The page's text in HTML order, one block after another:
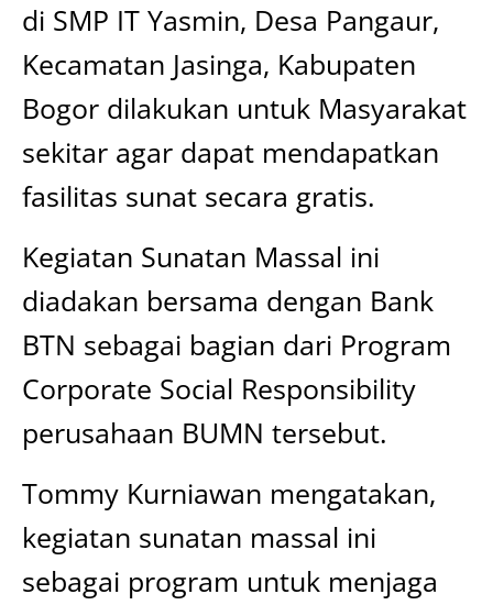
di SMP IT Yasmin, Desa Pangaur,
Kecamatan Jasinga, Kabupaten
Bogor dilakukan untuk Masyarakat
sekitar agar dapat mendapatkan
fasilitas sunat secara gratis.
Kegiatan Sunatan Massal ini
diadakan bersama dengan Bank
BTN sebagai bagian dari Program
Corporate Social Responsibility
perusahaan BUMN tersebut.
Tommy Kurniawan mengatakan,
kegiatan sunatan massal ini
sebagai program untuk menjaga